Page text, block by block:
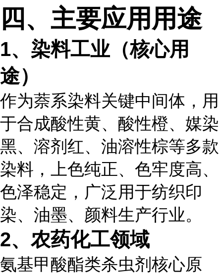
四、主要应用用途
1、染料工业（核心用
途）
作为萘系染料关键中间体，用
于合成酸性黄、酸性橙、媒染
黑、溶剂红、油溶性棕等多款
染料，上色纯正、色牢度高、
色泽稳定，广泛用于纺织印
染、油墨、颜料生产行业。
2、农药化工领域
氨基甲酸酯类杀虫剂核心原